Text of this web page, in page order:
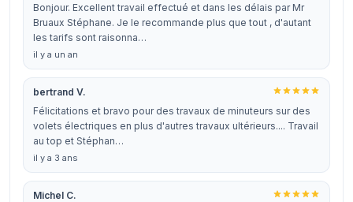
Bonjour. Excellent travail effectué et dans les délais par Mr
Bruaux Stéphane. Je le recommande plus que tout , d'autant
les tarifs sont raisonna…
il y a un an
bertrand V.
Félicitations et bravo pour des travaux de minuteurs sur des
volets électriques en plus d'autres travaux ultérieurs.... Travail
au top et Stéphan…
il y a 3 ans
Michel C.